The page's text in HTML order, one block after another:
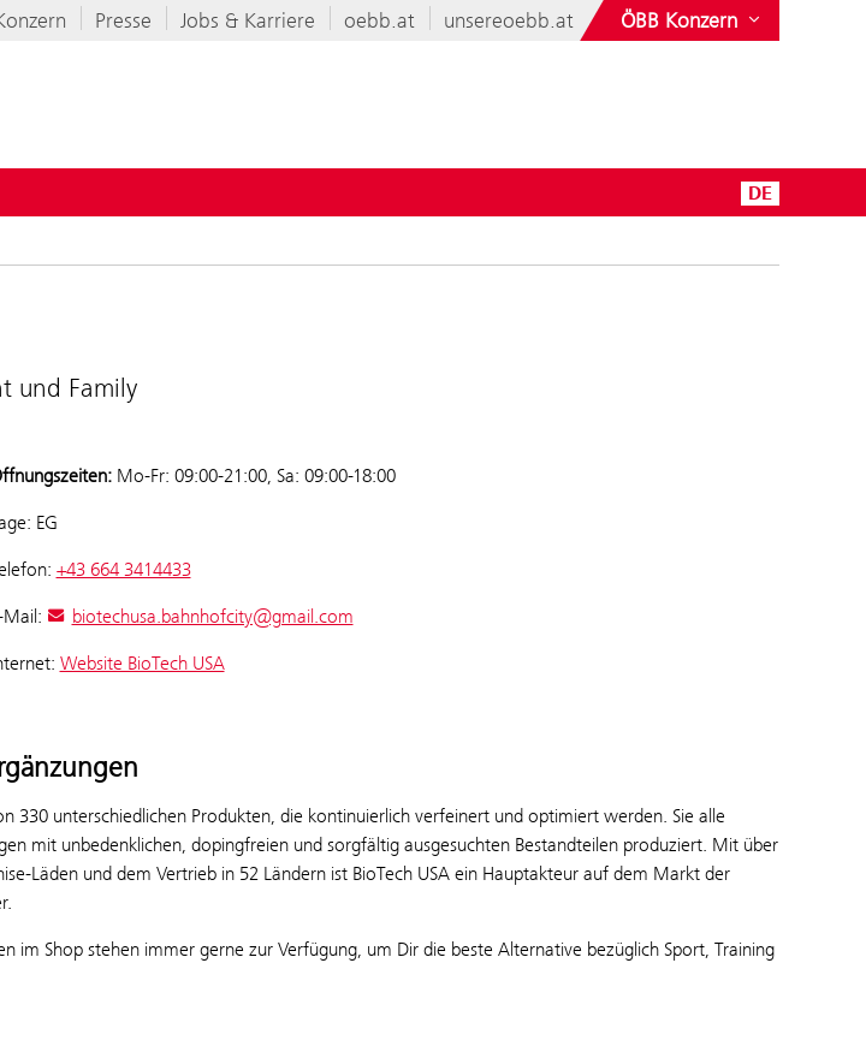
Presse Jobs & Karriere oebb.at unsereoebb.at ÖBB Konzern
öffnen für Center DE
und Family
Mo-Fr: 09:00-21:00, Sa: 09:00-18:00
EG
+43 664 3414433
Mail: biotechusa.bahnhofcity@gmail.com
Website BioTech USA
330 unterschiedlichen Produkten, die kontinuierlich verfeinert und optimiert werden. Sie alle
mit unbedenklichen, dopingfreien und sorgfältig ausgesuchten Bestandteilen produziert. Mit über
Läden und dem Vertrieb in 52 Ländern ist BioTech USA ein Hauptakteur auf dem Markt der
im Shop stehen immer gerne zur Verfügung, um Dir die beste Alternative bezüglich Sport, Training